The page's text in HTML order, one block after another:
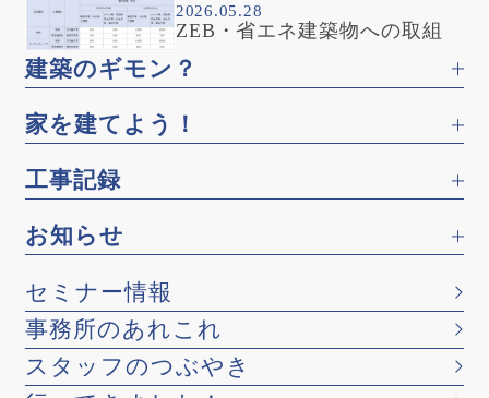
2026.05.28
ZEB・省エネ建築物への取組
建築のギモン？
家を建てよう！
工事記録
お知らせ
セミナー情報
事務所のあれこれ
スタッフのつぶやき